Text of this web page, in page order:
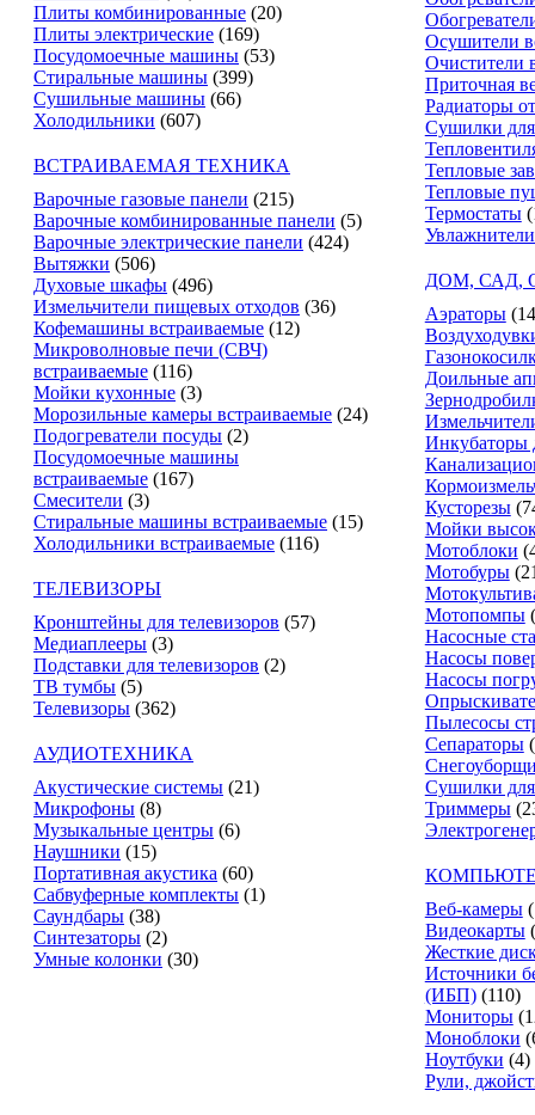
Плиты комбинированные (20)
Плиты электрические (169)
Посудомоечные машины (53)
Стиральные машины (399)
Сушильные машины (66)
Холодильники (607)
ВСТРАИВАЕМАЯ ТЕХНИКА
Варочные газовые панели (215)
Варочные комбинированные панели (5)
Варочные электрические панели (424)
Вытяжки (506)
Духовые шкафы (496)
Измельчители пищевых отходов (36)
Кофемашины встраиваемые (12)
Микроволновые печи (СВЧ)
встраиваемые (116)
Мойки кухонные (3)
Морозильные камеры встраиваемые (24)
Подогреватели посуды (2)
Посудомоечные машины
встраиваемые (167)
Смесители (3)
Стиральные машины встраиваемые (15)
Холодильники встраиваемые (116)
ТЕЛЕВИЗОРЫ
Кронштейны для телевизоров (57)
Медиаплееры (3)
Подставки для телевизоров (2)
ТВ тумбы (5)
Телевизоры (362)
АУДИОТЕХНИКА
Акустические системы (21)
Микрофоны (8)
Музыкальные центры (6)
Наушники (15)
Портативная акустика (60)
Сабвуферные комплекты (1)
Саундбары (38)
Синтезаторы (2)
Умные колонки (30)
Осушители
Очистители
Приточная
Радиаторы
Сушилки
Тепловые
Тепловые
Термостаты
ДОМ, САД,
Аэраторы
Доильные
Инкубаторы
Кусторезы
Мойки
Мотоблоки
Мотобуры
Мотопомпы
Насосные
Насосы
Насосы
Пылесосы
Сепараторы
Сушилки
Триммеры
Веб-камеры
Видеокарты
Жесткие
Источники
(ИБП) (110)
Мониторы
Моноблоки
Ноутбуки (4)
Рули,